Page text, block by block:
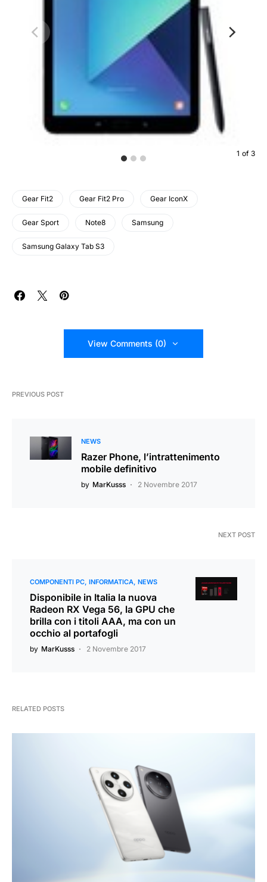
1 of 3
Gear Fit2 Gear Fit2 Pro Gear IconX
Gear Sport Note8 Samsung
Samsung Galaxy Tab S3
View Comments (0)
PREVIOUS POST
NEWS
Razer Phone, l’intrattenimento
mobile definitivo
by MarKusss 2 Novembre 2017
NEXT POST
COMPONENTI PC INFORMATICA NEWS
Disponibile in Italia la nuova
Radeon RX Vega 56, la GPU che
brilla con i titoli AAA, ma con un
occhio al portafogli
by MarKusss 2 Novembre 2017
RELATED POSTS